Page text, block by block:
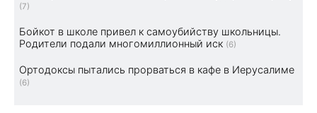
(7)
Бойкот в школе привел к самоубийству школьницы.
Родители подали многомиллионный иск (6)
Ортодоксы пытались прорваться в кафе в Иерусалиме
(6)